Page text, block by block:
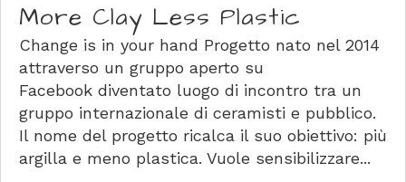
More Clay Less Plastic
Change is in your hand Progetto nato nel 2014
attraverso un gruppo aperto su
Facebook diventato luogo di incontro tra un
gruppo internazionale di ceramisti e pubblico.
Il nome del progetto ricalca il suo obiettivo: più
argilla e meno plastica. Vuole sensibilizzare...